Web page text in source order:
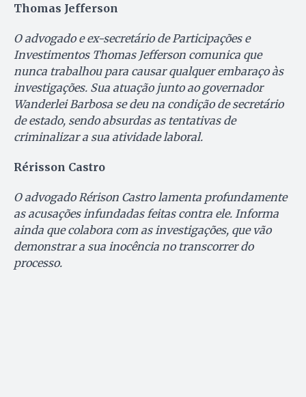
Thomas Jefferson
O advogado e ex-secretário de Participações e
Investimentos Thomas Jefferson comunica que
nunca trabalhou para causar qualquer embaraço às
investigações. Sua atuação junto ao governador
Wanderlei Barbosa se deu na condição de secretário
de estado, sendo absurdas as tentativas de
criminalizar a sua atividade laboral.
Rérisson Castro
O advogado Rérison Castro lamenta profundamente
as acusações infundadas feitas contra ele. Informa
ainda que colabora com as investigações, que vão
demonstrar a sua inocência no transcorrer do
processo.